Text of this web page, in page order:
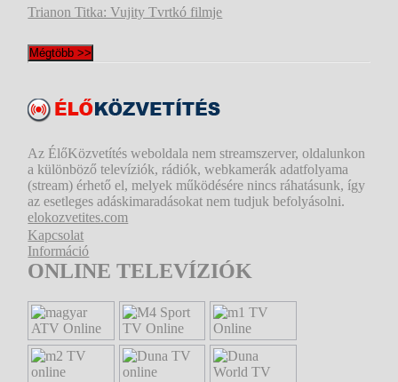
Trianon Titka: Vujity Tvrtkó filmje
Mégtöbb >>
Az ÉlőKözvetítés weboldala nem streamszerver, oldalunkon
a különböző televíziók, rádiók, webkamerák adatfolyama
(stream) érhető el, melyek működésére nincs ráhatásunk, így
az esetleges adáskimaradásokat nem tudjuk befolyásolni.
elokozvetites.com
Kapcsolat
Információ
ONLINE TELEVÍZIÓK